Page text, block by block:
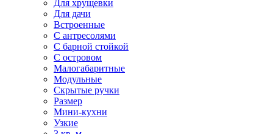
Для хрущевки
Для дачи
Встроенные
С антресолями
С барной стойкой
С островом
Малогабаритные
Модульные
Скрытые ручки
Размер
Мини-кухни
Узкие